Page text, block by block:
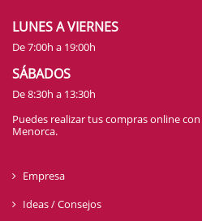
LUNES A VIERNES
De 7:00h a 19:00h
SÁBADOS
De 8:30h a 13:30h
Puedes realizar tus compras online
Menorca.
Empresa
Ideas / Consejos